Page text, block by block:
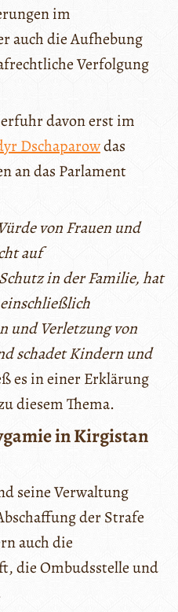
im
auch die Aufhebung
Verfolgung
davon erst im
Dschaparowdas
an das Parlament
von Frauen und
auf
in der Familie, hat
und Verletzung von
schadet Kindern und
es in einer Erklärung
diesem Thema.
in Kirgistan
seine Verwaltung
der Strafe
auch die
die Ombudsstelle und